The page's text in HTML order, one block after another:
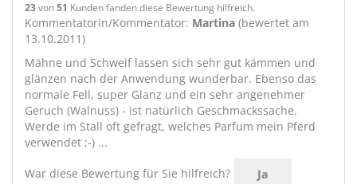
23von51 Kunden fanden diese Bewertung hilfreich.
Kommentatorin/Kommentator: Martina (bewertet am
13.10.2011)
Mähne und Schweif lassen sich sehr gut kämmen und
glänzen nach der Anwendung wunderbar. Ebenso das
normale Fell, super Glanz und ein sehr angenehmer
Geruch (Walnuss) - ist natürlich Geschmackssache.
Werde im Stall oft gefragt, welches Parfum mein Pferd
verwendet ;-) ...
War diese Bewertung für Sie hilfreich? Ja